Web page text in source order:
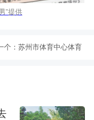
”提供
个： 苏州市体育中心体育